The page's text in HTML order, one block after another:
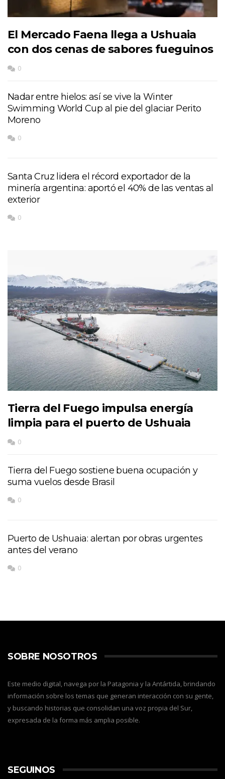
El Mercado Faena llega a Ushuaia
con dos cenas de sabores fueguinos
0
Nadar entre hielos: así se vive la Winter
Swimming World Cup al pie del glaciar Perito
Moreno
0
Santa Cruz lidera el récord exportador de la
minería argentina: aportó el 40% de las ventas al
exterior
0
Tierra del Fuego impulsa energía
limpia para el puerto de Ushuaia
0
Tierra del Fuego sostiene buena ocupación y
suma vuelos desde Brasil
0
Puerto de Ushuaia: alertan por obras urgentes
antes del verano
0
SOBRE NOSOTROS
Este medio digital, navega por la Patagonia y la Antártida, brindando
información sobre los temas que generan interacción con su gente,
y buscando historias que consolidan una voz propia del Sur,
expresada de la forma más amplia posible.
SEGUINOS